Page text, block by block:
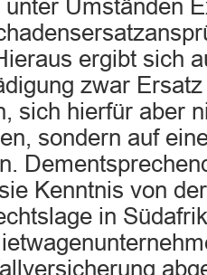
unter Umständen
ergibt sich
zwar
sich hierfür aber
sondern auf
Kenntnis von der
in